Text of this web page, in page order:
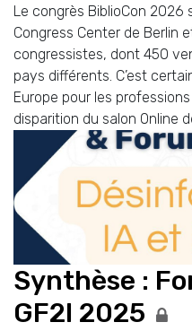
Le congrès BiblioCon 2026
Congress Center de Berlin
congressistes, dont 450
pays différents. C’est
Europe pour les
disparition du salon Online
Synthèse :
GF2I 2025